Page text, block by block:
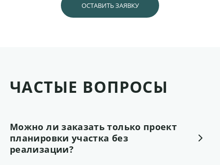
ОСТАВИТЬ ЗАЯВКУ
ЧАСТЫЕ ВОПРОСЫ
Можно ли заказать только проект
планировки участка без
реализации?